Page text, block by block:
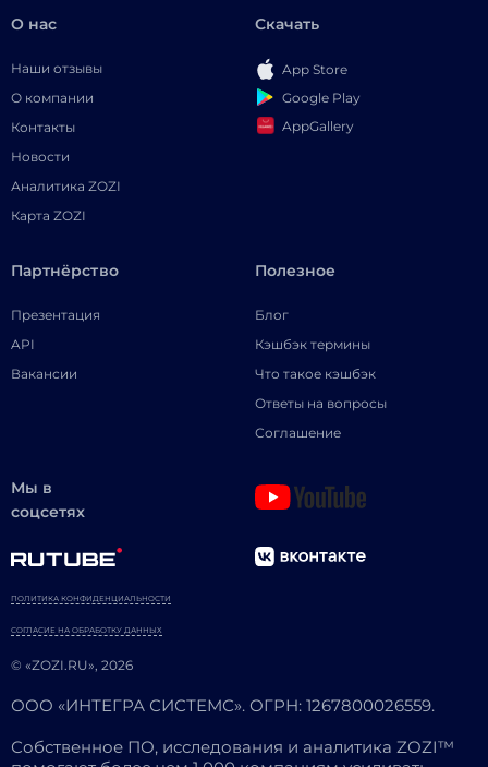
О нас
Наши отзывы
О компании
Контакты
Новости
Аналитика ZOZI
Карта ZOZI
Скачать
App Store
Google Play
AppGallery
Партнёрство
Презентация
API
Вакансии
Полезное
Блог
Кэшбэк термины
Что такое кэшбэк
Ответы на вопросы
Соглашение
Мы в
соцсетях
© «ZOZI.RU», 2026
ПОЛИТИКА КОНФИДЕНЦИАЛЬНОСТИ
СОГЛАСИЕ НА ОБРАБОТКУ ДАННЫХ
ООО «ИНТЕГРА СИСТЕМС». ОГРН: 1267800026559.
Собственное ПО, исследования и аналитика ZOZI™